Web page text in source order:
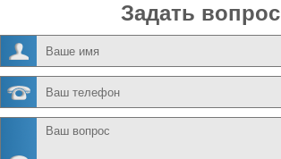
Задать вопрос